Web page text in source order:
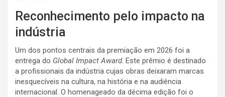
Reconhecimento pelo impacto na
indústria
Um dos pontos centrais da premiação em 2026 foi a
entrega do Global Impact Award. Este prêmio é destinado
a profissionais da indústria cujas obras deixaram marcas
inesquecíveis na cultura, na história e na audiência
internacional. O homenageado da décima edição foi o